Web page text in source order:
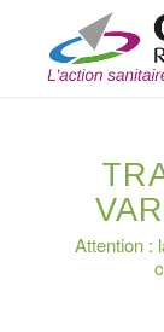
Attention :